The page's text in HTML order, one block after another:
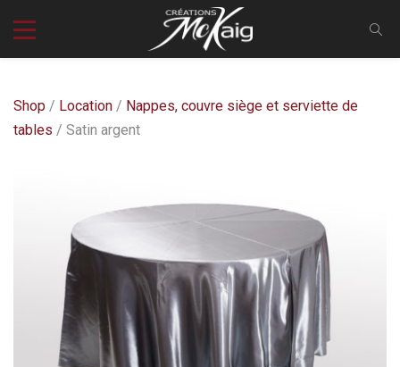
Shop / Location / Nappes, couvre siège et serviette de
tables / Satin argent